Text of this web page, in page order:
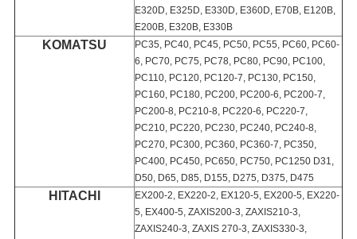
E320D, E325D, E330D, E360D, E70B, E120B,
E200B, E320B, E330B
KOMATSU
PC35, PC40, PC45, PC50, PC55, PC60, PC60-
6, PC70, PC75, PC78, PC80, PC90, PC100,
PC110, PC120, PC120-7, PC130, PC150,
PC160, PC180, PC200, PC200-6, PC200-7,
PC200-8, PC210-8, PC220-6, PC220-7,
PC210, PC220, PC230, PC240, PC240-8,
PC270, PC300, PC360, PC360-7, PC350,
PC400, PC450, PC650, PC750, PC1250 D31,
D50, D65, D85, D155, D275, D375, D475
HITACHI
EX200-2, EX220-2, EX120-5, EX200-5, EX220-
5, EX400-5, ZAXIS200-3, ZAXIS210-3,
ZAXIS240-3, ZAXIS 270-3, ZAXIS330-3,